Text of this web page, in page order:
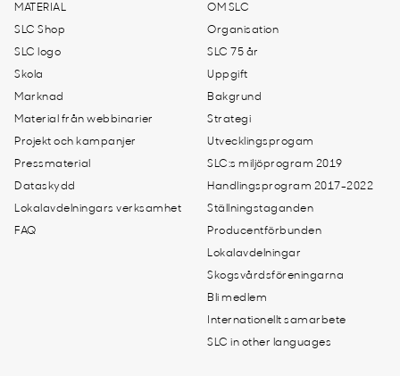
MATERIAL
SLC Shop
SLC logo
Skola
Marknad
Material från webbinarier
Projekt och kampanjer
Pressmaterial
Dataskydd
Lokalavdelningars verksamhet
FAQ
OM SLC
Organisation
SLC 75 år
Uppgift
Bakgrund
Strategi
Utvecklingsprogam
SLC:s miljöprogram 2019
Handlingsprogram 2017-2022
Ställningstaganden
Producentförbunden
Lokalavdelningar
Skogsvårdsföreningarna
Bli medlem
Internationellt samarbete
SLC in other languages